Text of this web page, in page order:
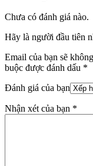
Chưa có đánh giá nào.
Hãy là người đầu tiên
Email của bạn sẽ
buộc được đánh dấu *
Đánh giá của bạn
Nhận xét của bạn *